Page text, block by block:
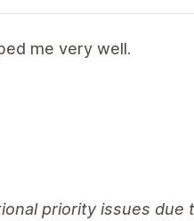
me very well.
priority issues